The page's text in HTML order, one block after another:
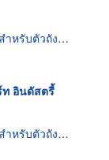
ตัวถังรถยนต์
อินดัสตรี้
ตัวถังรถยนต์